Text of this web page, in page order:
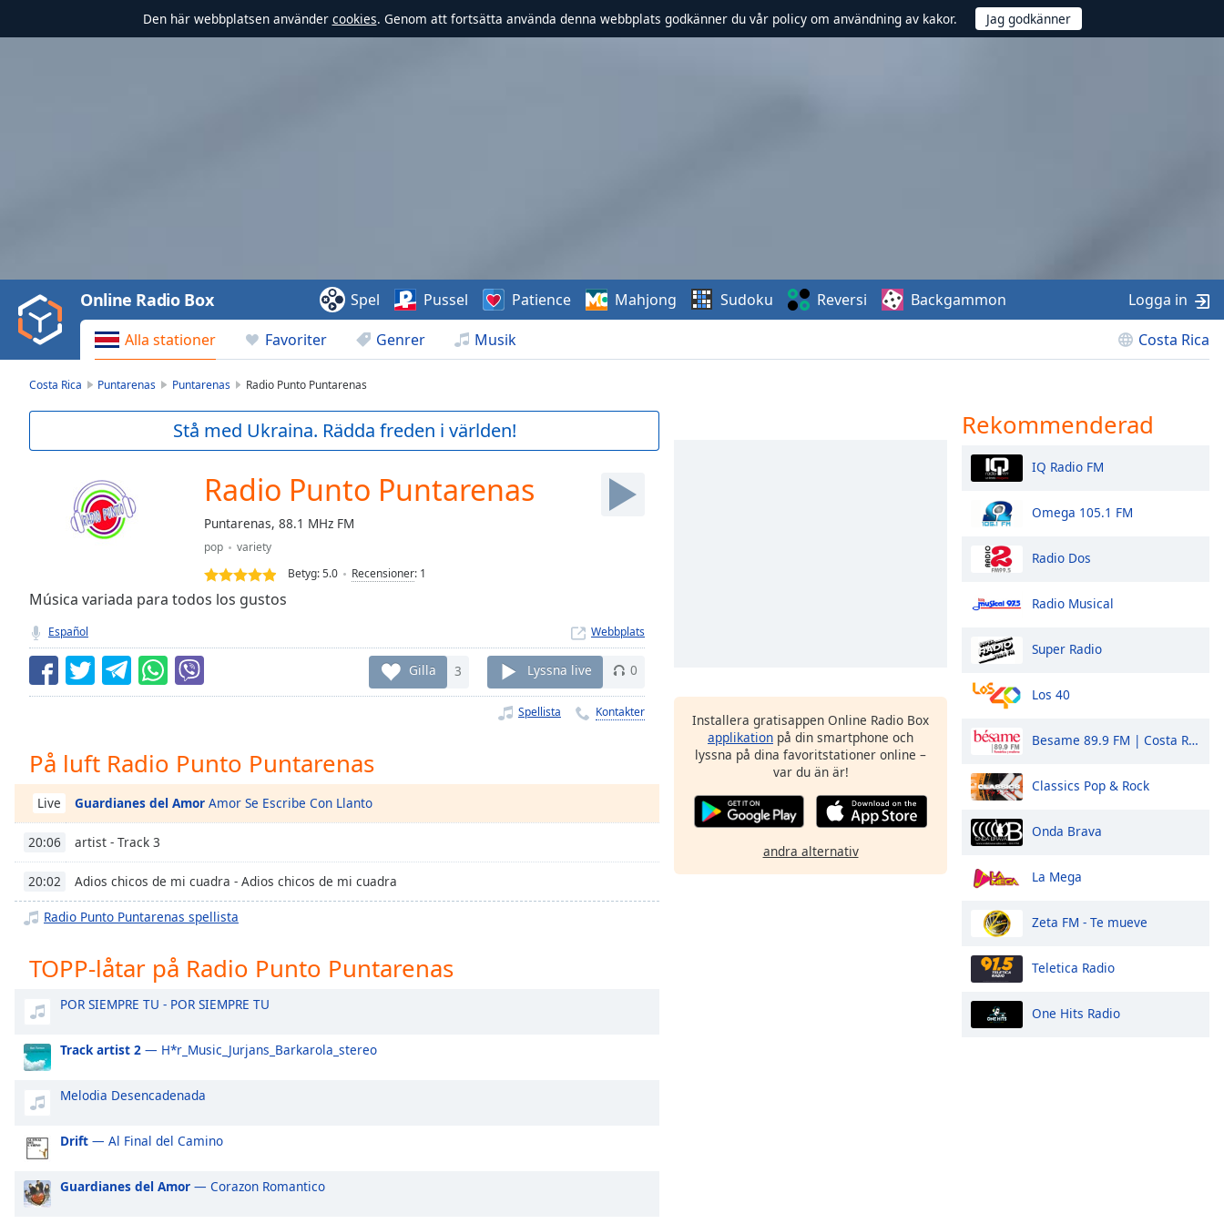
Den här webbplatsen använder cookies. Genom att fortsätta använda denna webbplats godkänner du vår policy om användning av kakor.
Video
Play
Backward
Skip
Current
Seek to
currently
behind
LIVE
Remaining
Time-
Playback
Rate
Chapters
descriptions
selected
Subtitles
settings,
opens
subtitles
dialog
subtitles
off
selected
Alla stationer Favoriter Genrer Musik Costa Rica
Online Radio Box Spel Pussel Patience Mahjong Sudoku Reversi Backgammon Logga in
Costa Rica Puntarenas Puntarenas Radio Punto Puntarenas
Stå med Ukraina. Rädda freden i världen!
Radio Punto Puntarenas
Puntarenas, 88.1 MHz FM
pop
variety
Betyg:5.0 Recensioner: 1
Música variada para todos los gustos
Español Webbplats
Gilla 3 Lyssna live 0
Spellista Kontakter
På luft Radio Punto Puntarenas
Live Guardianes del Amor Amor Se Escribe Con Llanto
20:06 artist - Track 3
20:02 Adios chicos de mi cuadra - Adios chicos de mi cuadra
Radio Punto Puntarenas spellista
TOPP-låtar på Radio Punto Puntarenas
POR SIEMPRE TU - POR SIEMPRE TU
Track artist 2 — H*r_Music_Jurjans_Barkarola_stereo
Melodia Desencadenada
Drift — Al Final del Camino
Guardianes del Amor — Corazon Romantico
Installera gratisappen Online Radio Box
applikation på din smartphone och
lyssna på dina favoritstationer online –
var du än är!
andra alternativ
Rekommenderad
IQ Radio FM
Omega 105.1 FM
Radio Dos
Radio Musical
Super Radio
Los 40
Besame 89.9 FM | Costa Rica
Classics Pop & Rock
Onda Brava
La Mega
Zeta FM - Te mueve
Teletica Radio
One Hits Radio